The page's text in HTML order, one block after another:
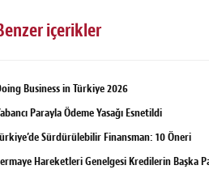
içerikler
Business in Türkiye 2026
Parayla Ödeme Yasağı Esnetildi
Sürdürülebilir Finansman: 10 Öneri
Hareketleri Genelgesi Kredilerin Başka